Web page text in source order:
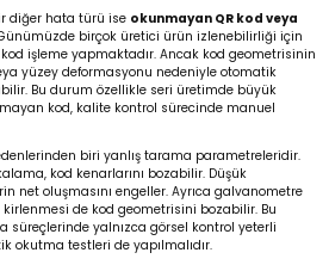
diğer hata türü ise okunmayan QR kod veya
birçok üretici ürün izlenebilirliği için
işleme yapmaktadır. Ancak kod geometrisinin
yüzey deformasyonu nedeniyle otomatik
Bu durum özellikle seri üretimde büyük
kod, kalite kontrol sürecinde manuel
biri yanlış tarama parametreleridir.
kod kenarlarını bozabilir. Düşük
net oluşmasını engeller. Ayrıca galvanometre
de kod geometrisini bozabilir. Bu
süreçlerinde yalnızca görsel kontrol yeterli
okutma testleri de yapılmalıdır.